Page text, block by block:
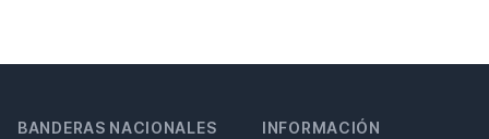
BANDERAS NACIONALES INFORMACIÓN